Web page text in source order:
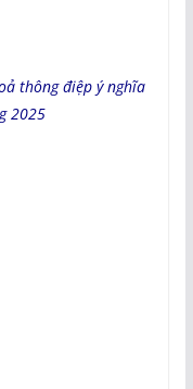
thông điệp ý nghĩa
2025